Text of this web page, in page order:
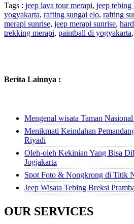
Tags : jeep lava tour merapi, jeep tebing
yogyakarta, rafting sungai elo, rafting
merapi sunrise, jeep merapi sunrise,
trekking merapi, paintball di yogyakarta,
Berita Lainnya :
Mengenal wisata Taman
Menikmati Keindahan
Riyadi
Oleh-oleh Kekinian Yang Bisa
Jogjakarta
Spot Foto & Nongkrong di Titik
Jeep Wisata Tebing Breksi
OUR SERVICES